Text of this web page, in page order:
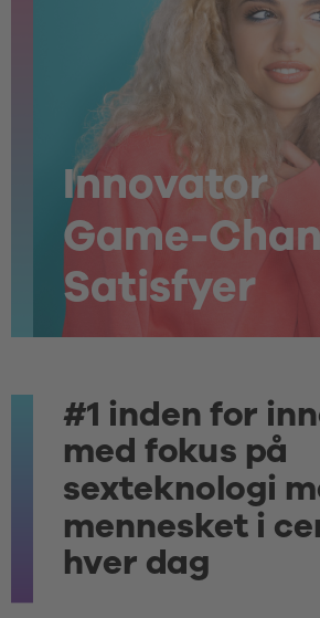
Innovator
Game-
Satisfyer
#1 inden for
med fokus på
sexteknologi
mennesket i
hver dag